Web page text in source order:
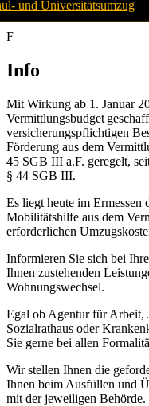
und Universitätsumzug
info@hoffmann-umzug.de
F
Info
Mit Wirkung ab 1. Januar
Vermittlungsbudget
versicherungspflichtigen
Förderung aus dem
45 SGB III a.F. geregelt,
§ 44 SGB III.
Es liegt heute im Ermessen
Mobilitätshilfe aus dem
erforderlichen
Informieren Sie sich bei
Ihnen zustehenden
Wohnungswechsel.
Egal ob Agentur für Arbeit,
Sozialrathaus oder
Sie gerne bei allen
Wir stellen Ihnen die
Ihnen beim Ausfüllen und
mit der jeweiligen Behörde.